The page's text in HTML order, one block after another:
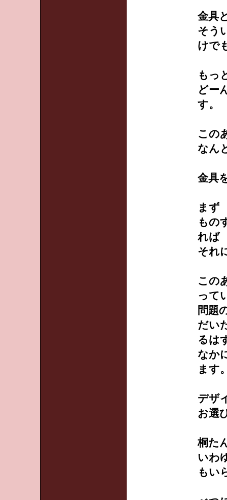
金具
そう
けで
もっ
どー
す。
この
なん
金具
まず
もの
れば
それ
この
って
問題
だい
るは
なか
ます
デザ
お選
桐た
いわ
もい